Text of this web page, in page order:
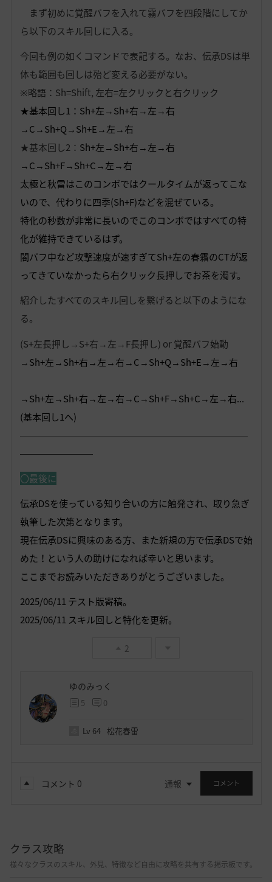
まず初めに覚醒バフを入れて霧バフを四段階にしてか
ら以下のスキル回しに入る。
今回も例の如くコマンドで表記する。なお、伝承DSは単
体も範囲も回しは殆ど変える必要がない。
※略語：Sh=Shift, 左右=左クリックと右クリック
★基本回し1：Sh+左→Sh+右→左→右
→C→Sh+Q→Sh+E→左→右
★基本回し2： Sh+左→Sh+右→左→右
→C→Sh+F→Sh+C→左→右
太極と秋雷はこのコンボではクールタイムが返ってこな
いので、代わりに四季(Sh+F)などを混ぜている。
特化の秒数が非常に長いのでこのコンボではすべての特
化が維持できているはず。
闇バフ中など攻撃速度が速すぎてSh+左の春霜のCTが返
ってきていなかったら右クリック長押しでお茶を濁す。
紹介したすべてのスキル回しを繋げると以下のようにな
る。
(S+左長押し→S+右→左→F長押し) or 覚醒バフ始動
→Sh+左→Sh+右→左→右→C→Sh+Q→Sh+E→左→右
→Sh+左→Sh+右→左→右→C→Sh+F→Sh+C→左→右...
(基本回し1へ)
―――――――――――――――――――――――――
――――――――
〇最後に
伝承DSを使っている知り合いの方に触発され、取り急ぎ
執筆した次第となります。
現在伝承DSに興味のある方、また新規の方で伝承DSで始
めた！という人の助けになれば幸いと思います。
ここまでお読みいただきありがとうございました。
2025/06/11 テスト版寄稿。
2025/06/11 スキル回しと特化を更新。
2
ゆのみっく
5 0
Lv 64 松花春雷
コメント 0 通報 コメント
クラス攻略
様々なクラスのスキル、外見、特徴など自由に攻略を共有する掲示板です。